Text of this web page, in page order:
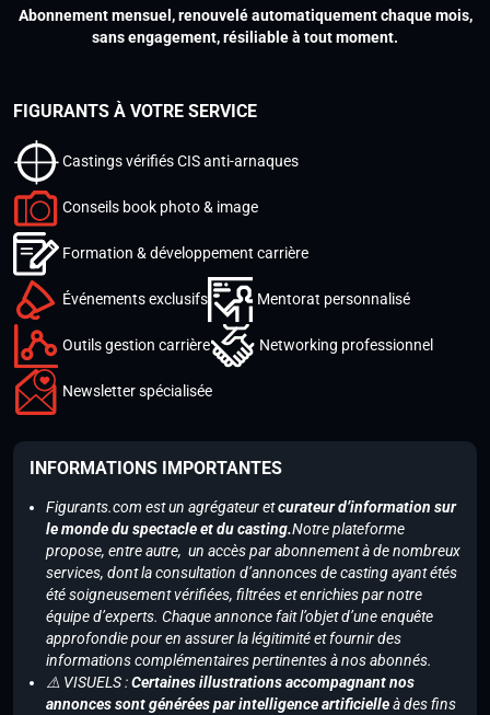
Abonnement mensuel, renouvelé automatiquement chaque mois,
sans engagement, résiliable à tout moment.
FIGURANTS À VOTRE SERVICE
Castings vérifiés CIS anti-arnaques
Conseils book photo & image
Formation & développement carrière
Événements exclusifs Mentorat personnalisé
Outils gestion carrière Networking professionnel
Newsletter spécialisée
INFORMATIONS IMPORTANTES
Figurants.com est un agrégateur etcurateur d’information sur
le monde du spectacle et du casting.Notre plateforme
propose, entre autre, un accès par abonnement à de nombreux
services, dont la consultation d’annonces de casting ayant étés
été soigneusement vérifiées, filtrées et enrichies par notre
équipe d’experts. Chaque annonce fait l’objet d’une enquête
approfondie pour en assurer la légitimité et fournir des
informations complémentaires pertinentes à nos abonnés.
⚠️ VISUELS :Certaines illustrations accompagnant nos
annonces sont générées par intelligence artificielleà des fins